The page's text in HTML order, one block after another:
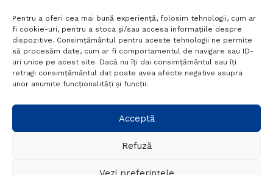
Pentru a oferi cea mai bună experiență, folosim tehnologii, cum ar
fi cookie-uri, pentru a stoca și/sau accesa informațiile despre
dispozitive. Consimțământul pentru aceste tehnologii ne permite
să procesăm date, cum ar fi comportamentul de navigare sau ID-
uri unice pe acest site. Dacă nu îți dai consimțământul sau îți
retragi consimțământul dat poate avea afecte negative asupra
unor anumite funcționalități și funcții.
Acceptă
Refuză
Termeni si conditii
Politică de confidențialitate
Politica cookies
Setări GDPR
+40 788 760 194